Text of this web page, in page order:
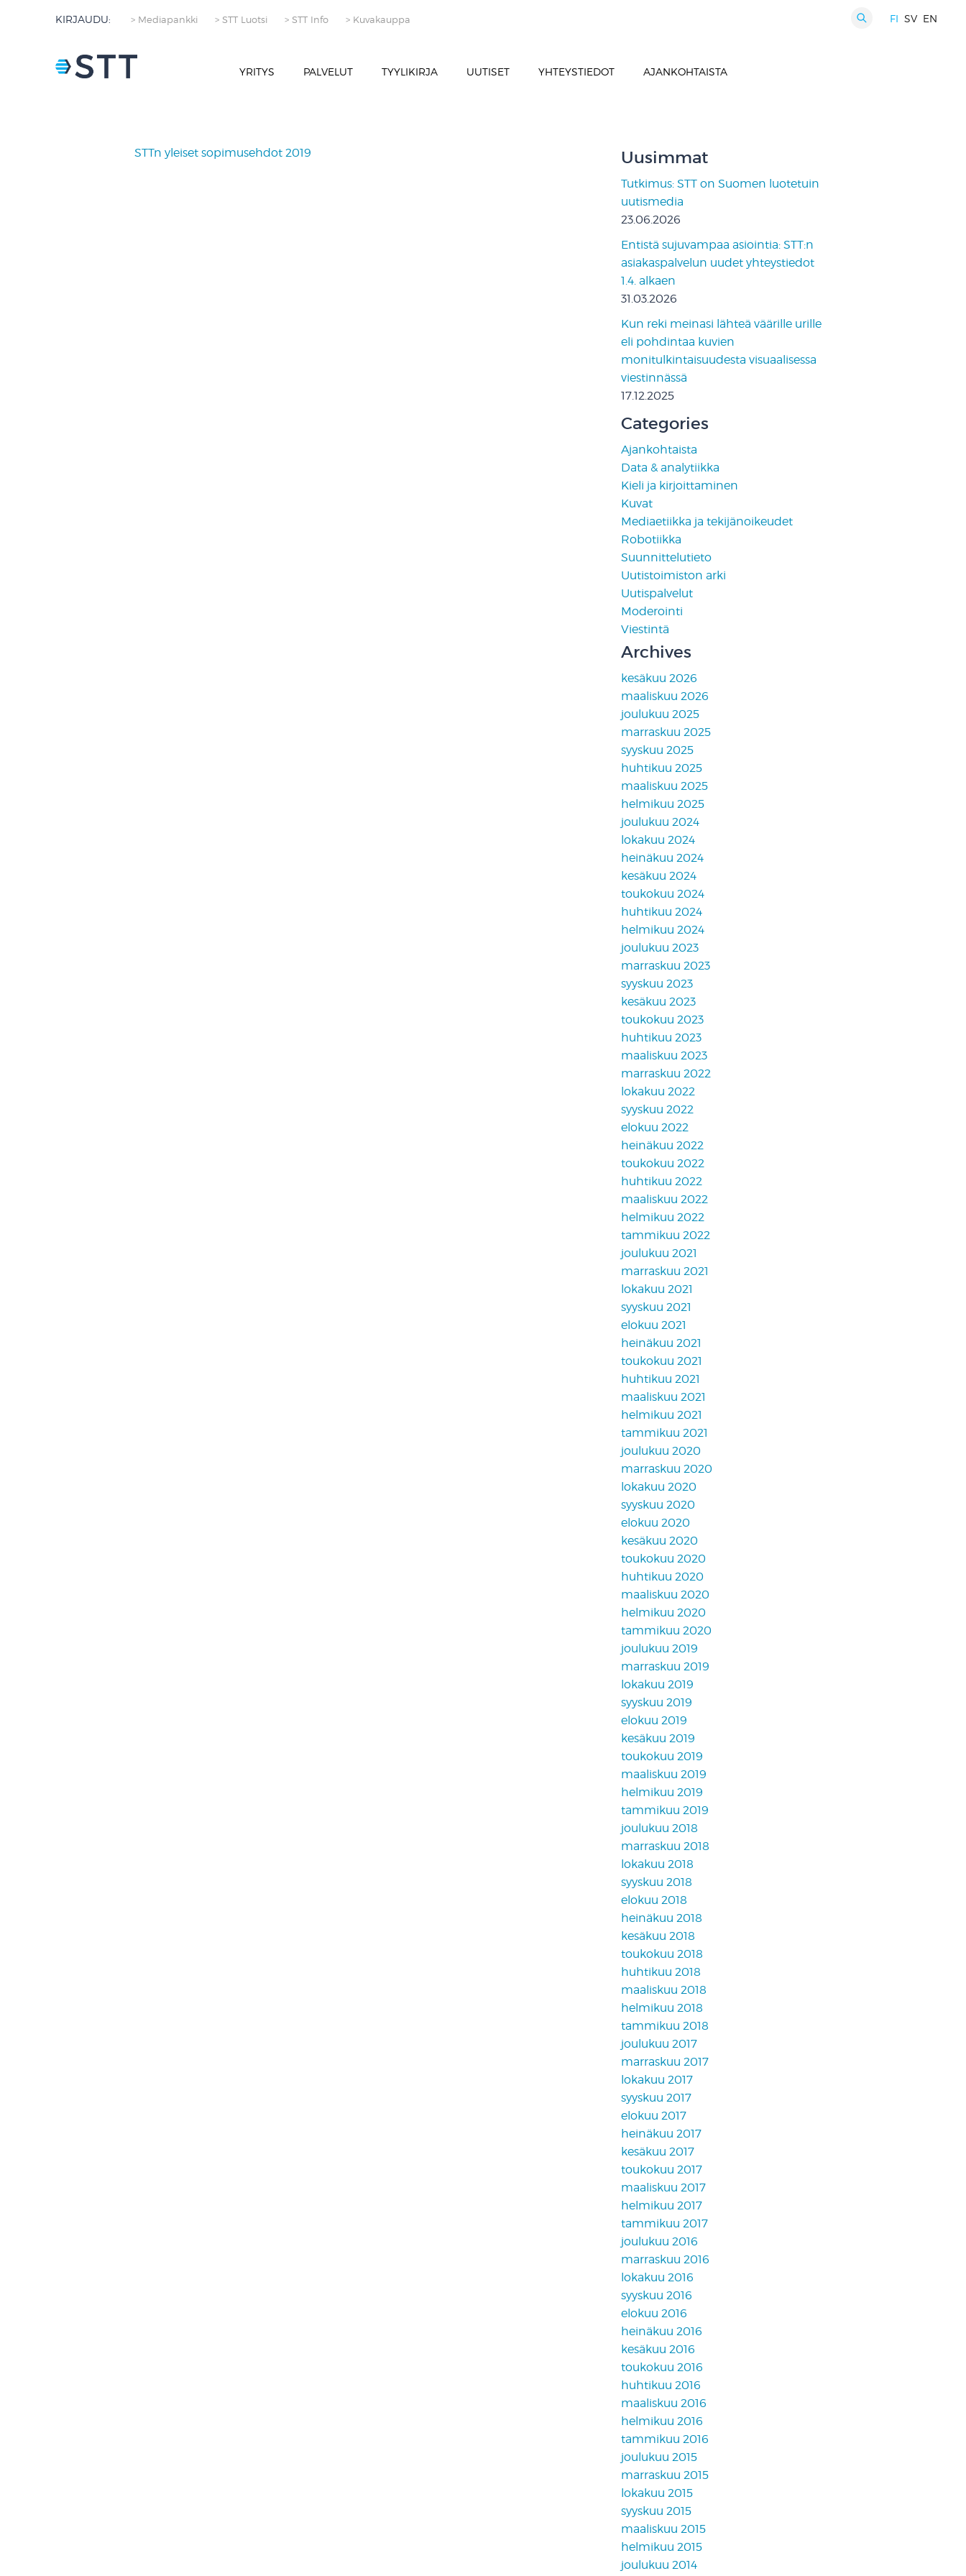
FI SV EN
KIRJAUDU: > Mediapankki > STT Luotsi > STT Info > Kuvakauppa
YRITYS PALVELUT TYYLIKIRJA UUTISET YHTEYSTIEDOT AJANKOHTAISTA
STTn yleiset sopimusehdot 2019 Uusimmat
Tutkimus: STT on Suomen luotetuin
uutismedia
23.06.2026
Entistä sujuvampaa asiointia: STT:n
asiakaspalvelun uudet yhteystiedot
1.4. alkaen
31.03.2026
Kun reki meinasi lähteä väärille urille
eli pohdintaa kuvien
monitulkintaisuudesta visuaalisessa
viestinnässä
17.12.2025
Categories
Ajankohtaista
Data & analytiikka
Kieli ja kirjoittaminen
Kuvat
Mediaetiikka ja tekijänoikeudet
Robotiikka
Suunnittelutieto
Uutistoimiston arki
Uutispalvelut
Moderointi
Viestintä
Archives
kesäkuu 2026
maaliskuu 2026
joulukuu 2025
marraskuu 2025
syyskuu 2025
huhtikuu 2025
maaliskuu 2025
helmikuu 2025
joulukuu 2024
lokakuu 2024
heinäkuu 2024
kesäkuu 2024
toukokuu 2024
huhtikuu 2024
helmikuu 2024
joulukuu 2023
marraskuu 2023
syyskuu 2023
kesäkuu 2023
toukokuu 2023
huhtikuu 2023
maaliskuu 2023
marraskuu 2022
lokakuu 2022
syyskuu 2022
elokuu 2022
heinäkuu 2022
toukokuu 2022
huhtikuu 2022
maaliskuu 2022
helmikuu 2022
tammikuu 2022
joulukuu 2021
marraskuu 2021
lokakuu 2021
syyskuu 2021
elokuu 2021
heinäkuu 2021
toukokuu 2021
huhtikuu 2021
maaliskuu 2021
helmikuu 2021
tammikuu 2021
joulukuu 2020
marraskuu 2020
lokakuu 2020
syyskuu 2020
elokuu 2020
kesäkuu 2020
toukokuu 2020
huhtikuu 2020
maaliskuu 2020
helmikuu 2020
tammikuu 2020
joulukuu 2019
marraskuu 2019
lokakuu 2019
syyskuu 2019
elokuu 2019
kesäkuu 2019
toukokuu 2019
maaliskuu 2019
helmikuu 2019
tammikuu 2019
joulukuu 2018
marraskuu 2018
lokakuu 2018
syyskuu 2018
elokuu 2018
heinäkuu 2018
kesäkuu 2018
toukokuu 2018
huhtikuu 2018
maaliskuu 2018
helmikuu 2018
tammikuu 2018
joulukuu 2017
marraskuu 2017
lokakuu 2017
syyskuu 2017
elokuu 2017
heinäkuu 2017
kesäkuu 2017
toukokuu 2017
maaliskuu 2017
helmikuu 2017
tammikuu 2017
joulukuu 2016
marraskuu 2016
lokakuu 2016
syyskuu 2016
elokuu 2016
heinäkuu 2016
kesäkuu 2016
toukokuu 2016
huhtikuu 2016
maaliskuu 2016
helmikuu 2016
tammikuu 2016
joulukuu 2015
marraskuu 2015
lokakuu 2015
syyskuu 2015
maaliskuu 2015
helmikuu 2015
joulukuu 2014